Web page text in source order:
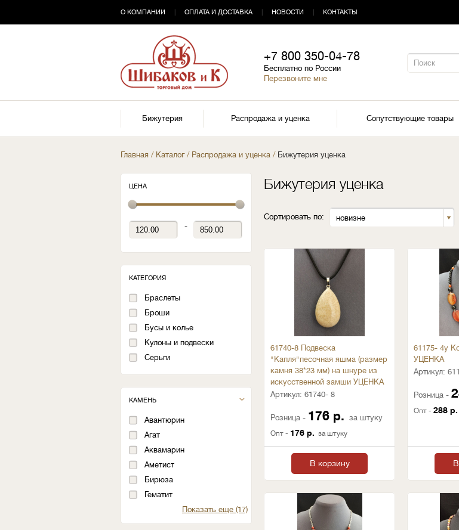
О КОМПАНИИ ОПЛАТА И ДОСТАВКА НОВОСТИ КОНТАКТЫ
+7 800 350-04-78
Бесплатно по России
Перезвоните мне
Бижутерия Распродажа и уценка Сопутствующие товары
Главная / Каталог/ Распродажа и уценка / Бижутерия уценка
ЦЕНА
-
КАТЕГОРИЯ
Браслеты
Броши
Бусы и колье
Кулоны и подвески
Серьги
КАМЕНЬ
Авантюрин
Агат
Аквамарин
Аметист
Бирюза
Гематит
Показать еще (17)
Бижутерия уценка
Сортировать по: новизне
61740-8 Подвеска
"Капля"песочная яшма (размер
камня 38*23 мм) на шнуре из
искусственной замши УЦЕНКА
Артикул: 61740- 8
Розница - 176 р. за штуку
Опт - 176 р. за штуку
В корзину
61175- 4у
УЦЕНКА
Артикул:
Розница -
Опт - 288 р.